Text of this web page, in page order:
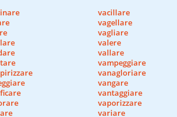
vacillare
vagellare
vagliare
valere
vallare
vampeggiare
vanagloriare
vangare
vantaggiare
vaporizzare
variare